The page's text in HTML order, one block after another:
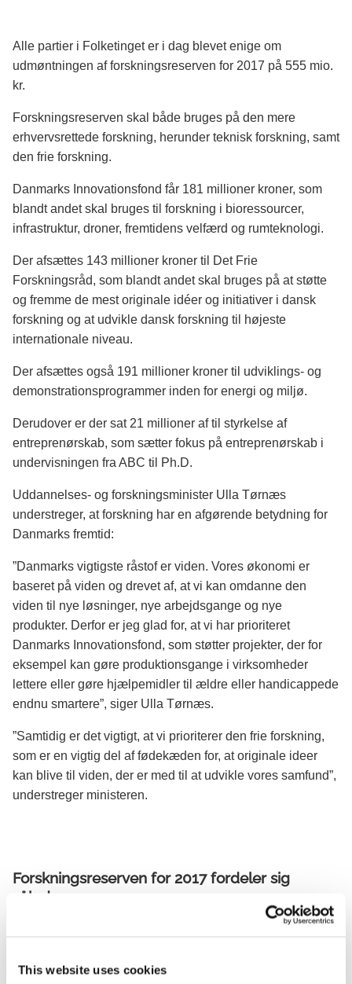
This website uses cookies
Alle partier i Folketinget er i dag blevet enige om
udmøntningen af forskningsreserven for 2017 på 555 mio.
kr.
Forskningsreserven skal både bruges på den mere
erhvervsrettede forskning, herunder teknisk forskning, samt
den frie forskning.
Danmarks Innovationsfond får 181 millioner kroner, som
blandt andet skal bruges til forskning i bioressourcer,
infrastruktur, droner, fremtidens velfærd og rumteknologi.
Der afsættes 143 millioner kroner til Det Frie
Forskningsråd, som blandt andet skal bruges på at støtte
og fremme de mest originale idéer og initiativer i dansk
forskning og at udvikle dansk forskning til højeste
internationale niveau.
Der afsættes også 191 millioner kroner til udviklings- og
demonstrationsprogrammer inden for energi og miljø.
Derudover er der sat 21 millioner af til styrkelse af
entreprenørskab, som sætter fokus på entreprenørskab i
undervisningen fra ABC til Ph.D.
Uddannelses- og forskningsminister Ulla Tørnæs
understreger, at forskning har en afgørende betydning for
Danmarks fremtid:
”Danmarks vigtigste råstof er viden. Vores økonomi er
baseret på viden og drevet af, at vi kan omdanne den
viden til nye løsninger, nye arbejdsgange og nye
produkter. Derfor er jeg glad for, at vi har prioriteret
Danmarks Innovationsfond, som støtter projekter, der for
eksempel kan gøre produktionsgange i virksomheder
lettere eller gøre hjælpemidler til ældre eller handicappede
endnu smartere”, siger Ulla Tørnæs.
”Samtidig er det vigtigt, at vi prioriterer den frie forskning,
som er en vigtig del af fødekæden for, at originale ideer
kan blive til viden, der er med til at udvikle vores samfund”,
understreger ministeren.
Forskningsreserven for 2017 fordeler sig
således: